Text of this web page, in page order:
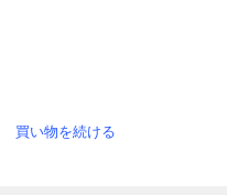
買い物を続ける